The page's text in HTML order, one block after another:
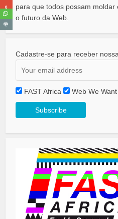
para que todos possam moldar
o futuro da Web.
Cadastre-se para receber
FAST Africa Web We Want
0